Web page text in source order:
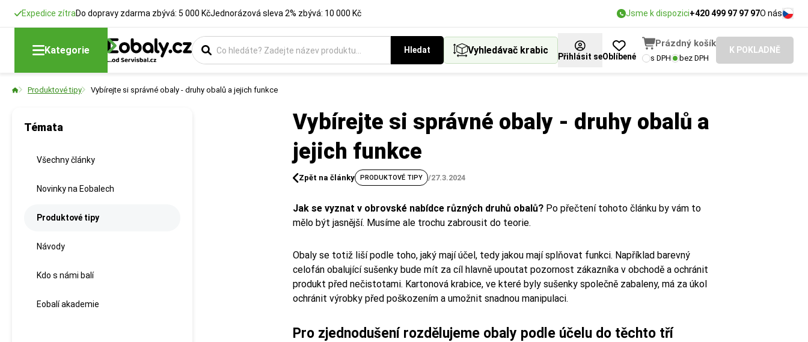
Expedice zítraDo dopravy zdarma zbývá: 5 000 KčJednorázová sleva 2% zbývá: 10 000 Kč Jsme k dispozici+420 499 97 97 97O nás
Kategorie Hledat Vyhledávač krabic
Přihlásit seOblíbené
Prázdný košík
s DPH bez DPH
K POKLADNĚ
Produktové tipy Vybírejte si správné obaly - druhy obalů a jejich funkce
Témata
Všechny články
Novinky na Eobalech
Produktové tipy
Návody
Kdo s námi balí
Eobalí akademie
Vybírejte si správné obaly - druhy obalů a
jejich funkce
Zpět na články PRODUKTOVÉ TIPY /27.3.2024
Jak se vyznat v obrovské nabídce různých druhů obalů? Po přečtení tohoto článku by vám to
mělo být jasnější. Musíme ale trochu zabrousit do teorie.
Obaly se totiž liší podle toho, jaký mají účel, tedy jakou mají splňovat funkci. Například barevný
celofán obalující sušenky bude mít za cíl hlavně upoutat pozornost zákazníka v obchodě a ochránit
produkt před nečistotami. Kartonová krabice, ve které byly sušenky společně zabaleny, má za úkol
ochránit výrobky před poškozením a umožnit snadnou manipulaci.
Pro zjednodušení rozdělujeme obaly podle účelu do těchto tří